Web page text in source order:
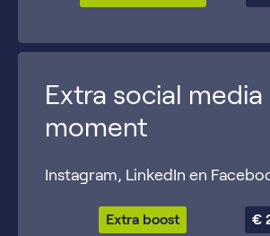
Extra social media
moment
Instagram, LinkedIn en
Extra boost €